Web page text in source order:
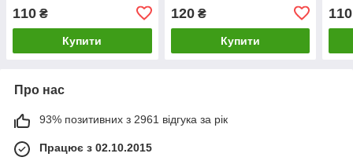
110 ₴
Купити
120₴
Купити
110
Про нас
93% позитивних з 2961 відгука за рік
Працює з 02.10.2015